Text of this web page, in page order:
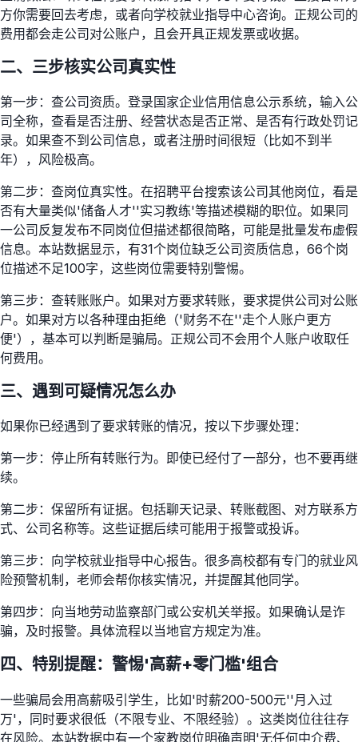
方你需要回去考虑，或者向学校就业指导中心咨询。正规公司的
费用都会走公司对公账户，且会开具正规发票或收据。
二、三步核实公司真实性
第一步：查公司资质。登录国家企业信用信息公示系统，输入公
司全称，查看是否注册、经营状态是否正常、是否有行政处罚记
录。如果查不到公司信息，或者注册时间很短（比如不到半
年），风险极高。
第二步：查岗位真实性。在招聘平台搜索该公司其他岗位，看是
否有大量类似'储备人才''实习教练'等描述模糊的职位。如果同
一公司反复发布不同岗位但描述都很简略，可能是批量发布虚假
信息。本站数据显示，有31个岗位缺乏公司资质信息，66个岗
位描述不足100字，这些岗位需要特别警惕。
第三步：查转账账户。如果对方要求转账，要求提供公司对公账
户。如果对方以各种理由拒绝（'财务不在''走个人账户更方
便'），基本可以判断是骗局。正规公司不会用个人账户收取任
何费用。
三、遇到可疑情况怎么办
如果你已经遇到了要求转账的情况，按以下步骤处理：
第一步：停止所有转账行为。即使已经付了一部分，也不要再继
续。
第二步：保留所有证据。包括聊天记录、转账截图、对方联系方
式、公司名称等。这些证据后续可能用于报警或投诉。
第三步：向学校就业指导中心报告。很多高校都有专门的就业风
险预警机制，老师会帮你核实情况，并提醒其他同学。
第四步：向当地劳动监察部门或公安机关举报。如果确认是诈
骗，及时报警。具体流程以当地官方规定为准。
四、特别提醒：警惕'高薪+零门槛'组合
一些骗局会用高薪吸引学生，比如'时薪200-500元''月入过
万'，同时要求很低（不限专业、不限经验）。这类岗位往往存
在风险。本站数据中有一个家教岗位明确声明'无任何中介费、